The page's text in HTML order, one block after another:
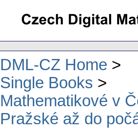
DML-CZ Home
Single Books
Mathematikové v
Pražské až do